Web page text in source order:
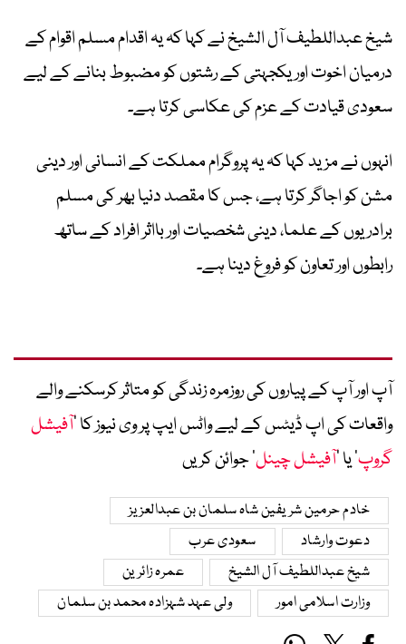
شیخ عبداللطیف آل الشیخ نے کہا کہ یہ اقدام مسلم اقوام کے
درمیان اخوت اور یکجہتی کے رشتوں کو مضبوط بنانے کے لیے
سعودی قیادت کے عزم کی عکاسی کرتا ہے۔
انہوں نے مزید کہا کہ یہ پروگرام مملکت کے انسانی اور دینی
مشن کو اجاگر کرتا ہے، جس کا مقصد دنیا بھر کی مسلم
برادریوں کے علما، دینی شخصیات اور بااثر افراد کے ساتھ
رابطوں اور تعاون کو فروغ دینا ہے۔
آپ اور آپ کے پیاروں کی روزمرہ زندگی کو متاثر کرسکنے والے
واقعات کی اپ ڈیٹس کے لیے واٹس ایپ پر وی نیوز کا ’آفیشل
گروپ‘ یا ’آفیشل چینل‘ جوائن کریں
خادم حرمین شریفین شاہ سلمان بن عبدالعزیز
دعوت وارشاد
سعودی عرب
شیخ عبداللطیف آل الشیخ
عمرہ زائرین
وزارت اسلامی امور
ولی عہد شہزادہ محمد بن سلمان